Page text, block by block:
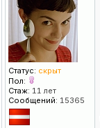
Статус: скрыт
Пол:
Стаж: 11 лет
Сообщений: 15365